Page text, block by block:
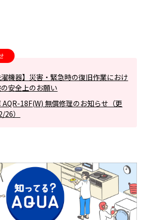
濯機器】災害・緊急時の復旧作業におけ
安全上のお願い
AQR-18F(W) 無償修理のお知らせ（更
）